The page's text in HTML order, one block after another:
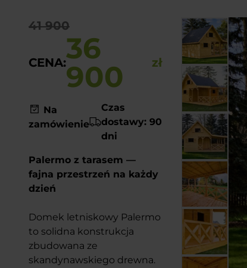
41 900
CENA:36
900
zł
Na
zamówienie
Czas
dostawy: 90
dni
Palermo z tarasem —
fajna przestrzeń na każdy
dzień
Domek letniskowy Palermo
to solidna konstrukcja
zbudowana ze
skandynawskiego drewna.